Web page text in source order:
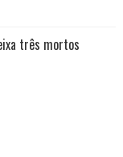
três mortos